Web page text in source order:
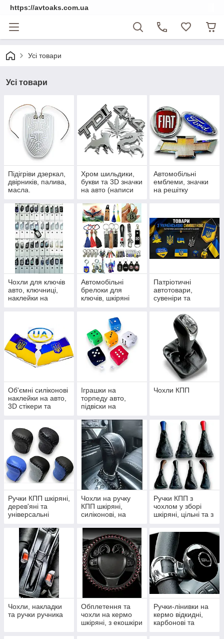
https://avtoaks.com.ua
Усі товари
Усі товари
Підігріви дзеркал,
двірників, палива,
масла.
Хром шильдики,
букви та 3D значки
на авто (написи
Автомобільні
емблеми, значки
на решітку
Чохли для ключів
авто, ключниці,
наклейки на
Автомобільні
брелоки для
ключів, шкіряні
Патріотичні
автотовари,
сувеніри та
українською
символікою
Об'ємні силіконові
наклейки на авто,
3D стікери та
Іграшки на
торпеду авто,
підвіски на
сувеніри
Чохли КПП
Ручки КПП шкіряні,
дерев'яні та
універсальні
Чохли на ручку
КПП шкіряні,
силіконові, на
Ручки КПП з
чохлом у зборі
шкіряні, цільні та з
Чохли, накладки
та ручки ручника
Обплетення та
чохли на кермо
шкіряні, з екошкіри
Ручки-лінивки на
кермо відкидні,
карбонові та